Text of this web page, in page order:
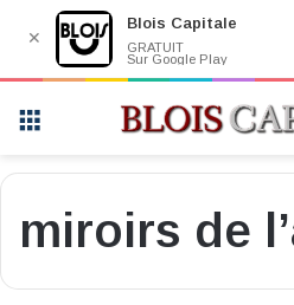
miroirs de
✕
Blois Capitale
GRATUIT
Sur Google Play